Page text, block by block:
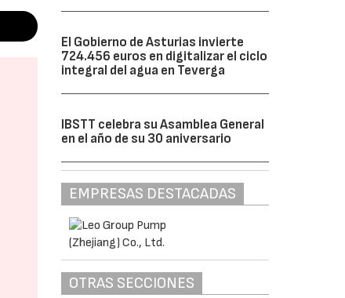
El Gobierno de Asturias invierte
724.456 euros en digitalizar el ciclo
integral del agua en Teverga
IBSTT celebra su Asamblea General
en el año de su 30 aniversario
EMPRESAS DESTACADAS
OTRAS SECCIONES